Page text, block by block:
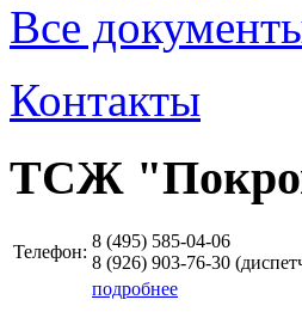
Все
Контакты
ТСЖ
Телефон:
8 (495) 585-04-06
8 (926) 903-76-30
подробнее